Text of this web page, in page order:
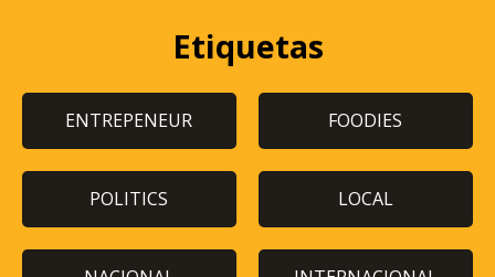
Etiquetas
ENTREPENEUR FOODIES
POLITICS LOCAL